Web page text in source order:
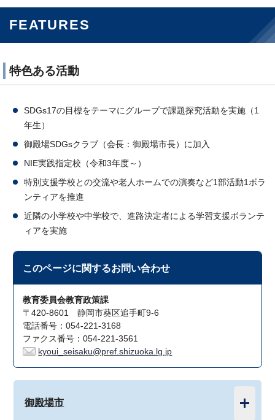
FEATURES
特色ある活動
SDGs17の目標をテーマにグループで課題探究活動を実施（1
年生）
御殿場SDGsクラブ（会長：御殿場市長）に加入
NIE実践指定校（令和3年度～）
特別支援学校との交流や老人ホームでの演奏など1部活動1ボラ
ンティアを推進
近隣の小学校や中学校で、進路決定者による学習支援ボランテ
ィアを実施
このページに関するお問い合わせ
教育委員会教育政策課
〒420-8601 静岡市葵区追手町9-6
電話番号：054-221-3168
ファクス番号：054-221-3561
kyoui_seisaku@pref.shizuoka.lg.jp
御殿場市